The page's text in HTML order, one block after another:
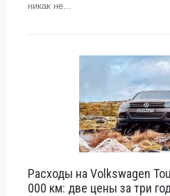
никак не...
Расходы на Volkswagen
000 км: две цены за три